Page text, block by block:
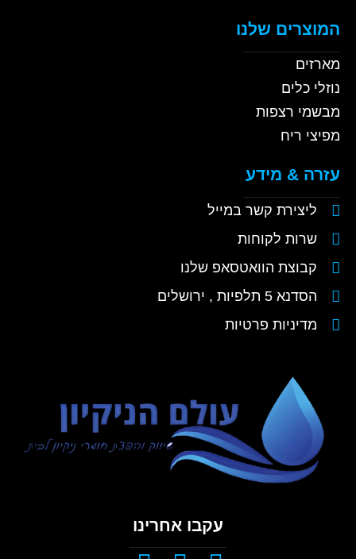
המוצרים שלנו
מארזים
נוזלי כלים
מבשמי רצפות
מפיצי ריח
עזרה & מידע
ליצירת קשר במייל
שרות לקוחות
קבוצת הוואטסאפ שלנו
הסדנא 5 תלפיות , ירושלים
מדיניות פרטיות
עקבו אחרינו